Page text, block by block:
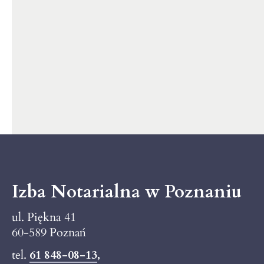
Izba Notarialna w Poznaniu
ul. Piękna 41
60-589 Poznań
tel. 61 848-08-13,